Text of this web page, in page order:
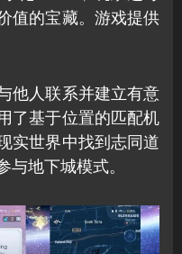
值的宝藏。游戏提供
他人联系并建立有意
了基于位置的匹配机
实世界中找到志同道
地下城模式。